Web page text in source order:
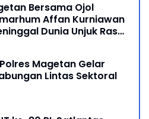
Bersama Ojol
Affan Kurniawan
Dunia Unjuk Rasa
Magetan Gelar
Lintas Sektoral